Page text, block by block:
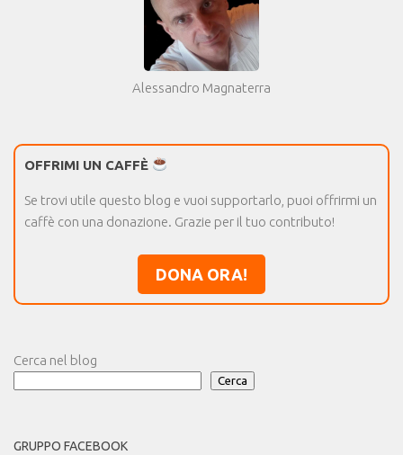
Alessandro Magnaterra
OFFRIMI UN CAFFÈ
Se trovi utile questo blog e vuoi supportarlo, puoi offrirmi un
caffè con una donazione. Grazie per il tuo contributo!
DONA ORA!
Cerca nel blog
Cerca
GRUPPO FACEBOOK